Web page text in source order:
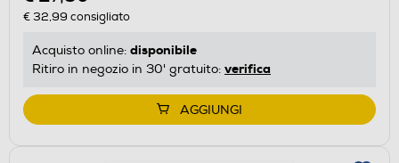
€ 32,99 consigliato
Acquisto online: disponibile
Ritiro in negozio in 30' gratuito: verifica
AGGIUNGI